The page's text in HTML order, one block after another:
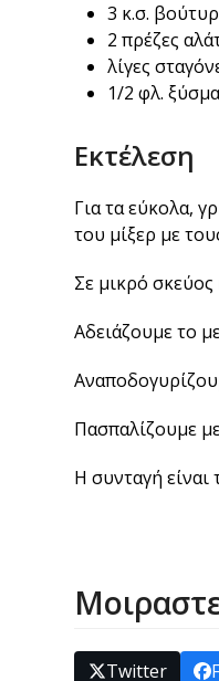
3 κ.σ.
2 πρέζες
λίγες
1/2 φλ.
Εκτέλεση
Για τα εύκολα,
του μίξερ με
Σε μικρό
Αδειάζουμε το
Πασπαλίζουμε
Η συνταγή
Twitter